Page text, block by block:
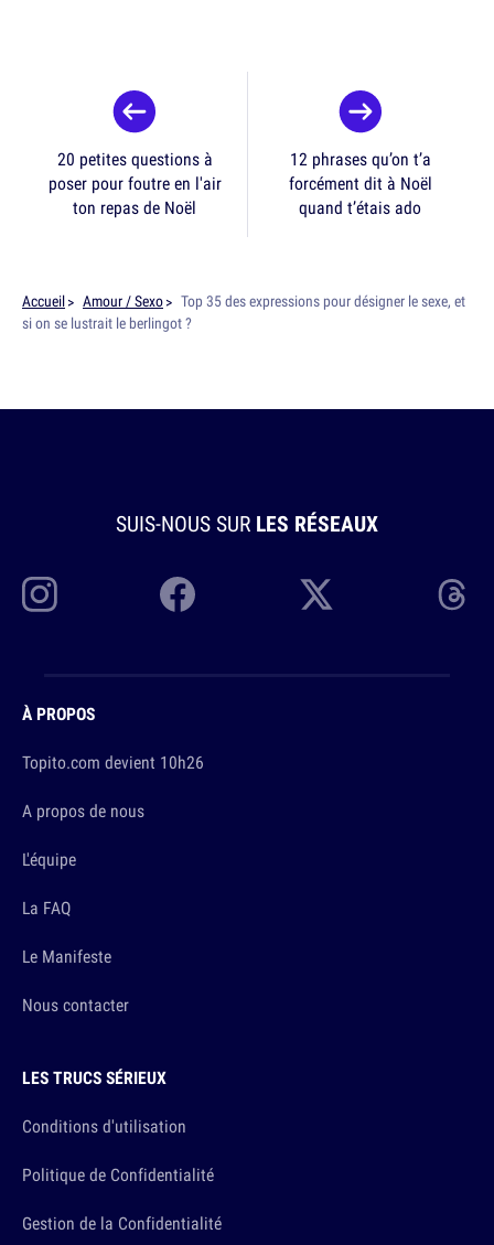
20 petites questions à
poser pour foutre en l'air
ton repas de Noël
12 phrases qu’on t’a
forcément dit à Noël
quand t’étais ado
Accueil Amour / Sexo
Top 35 des expressions pour désigner le sexe, et
si on se lustrait le berlingot ?
SUIS-NOUS SUR LES RÉSEAUX
À PROPOS
Topito.com devient 10h26
A propos de nous
L'équipe
La FAQ
Le Manifeste
Nous contacter
LES TRUCS SÉRIEUX
Conditions d'utilisation
Politique de Confidentialité
Gestion de la Confidentialité